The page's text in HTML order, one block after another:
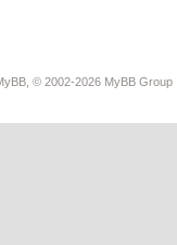
, © 2002-2026 MyBB Group